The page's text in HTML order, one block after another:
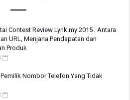
Contest Review Lynk.my 2015 : Antara
URL, Menjana Pendapatan dan
Produk
Nombor Telefon Yang Tidak